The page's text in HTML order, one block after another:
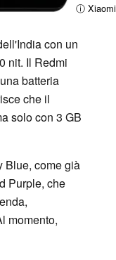
ⓘ Xiaomi
con un
nit. Il Redmi
batteria
che il
solo con 3 GB
Blue, come già
Purple, che
momento,